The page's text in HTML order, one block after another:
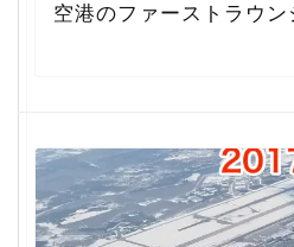
空港のファーストラウン